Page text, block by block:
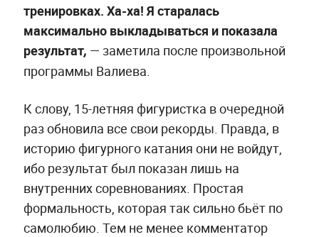
тренировках. Ха-ха! Я старалась
максимально выкладываться и показала
результат, — заметила после произвольной
программы Валиева.
К слову, 15-летняя фигуристка в очередной
раз обновила все свои рекорды. Правда, в
историю фигурного катания они не войдут,
ибо результат был показан лишь на
внутренних соревнованиях. Простая
формальность, которая так сильно бьёт по
самолюбию. Тем не менее комментатор